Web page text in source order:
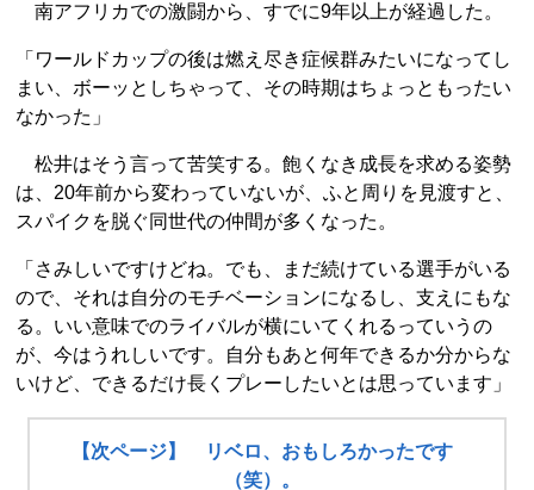
南アフリカでの激闘から、すでに9年以上が経過した。
「ワールドカップの後は燃え尽き症候群みたいになってし
まい、ボーッとしちゃって、その時期はちょっともったい
なかった」
松井はそう言って苦笑する。飽くなき成長を求める姿勢
は、20年前から変わっていないが、ふと周りを見渡すと、
スパイクを脱ぐ同世代の仲間が多くなった。
「さみしいですけどね。でも、まだ続けている選手がいる
ので、それは自分のモチベーションになるし、支えにもな
る。いい意味でのライバルが横にいてくれるっていうの
が、今はうれしいです。自分もあと何年できるか分からな
いけど、できるだけ長くプレーしたいとは思っています」
【次ページ】 リベロ、おもしろかったです
（笑）。